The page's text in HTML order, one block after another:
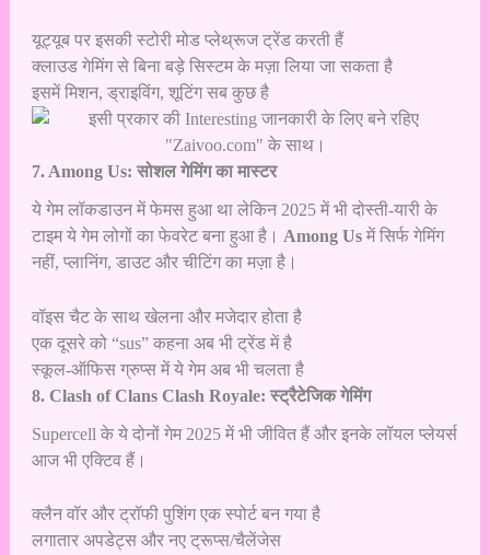
यूट्यूब पर इसकी स्टोरी मोड प्लेथ्रूज ट्रेंड करती हैं
क्लाउड गेमिंग से बिना बड़े सिस्टम के मज़ा लिया जा सकता है
इसमें मिशन, ड्राइविंग, शूटिंग सब कुछ है
7. Among Us: सोशल गेमिंग का मास्टर
ये गेम लॉकडाउन में फेमस हुआ था लेकिन 2025 में भी दोस्ती-यारी के
टाइम ये गेम लोगों का फेवरेट बना हुआ है। Among Usमें सिर्फ गेमिंग
नहीं, प्लानिंग, डाउट और चीटिंग का मज़ा है।
वॉइस चैट के साथ खेलना और मजेदार होता है
एक दूसरे को “sus” कहना अब भी ट्रेंड में है
स्कूल-ऑफिस ग्रुप्स में ये गेम अब भी चलता है
8. Clash of Clans Clash Royale: स्ट्रैटेजिक गेमिंग
Supercell के ये दोनों गेम 2025 में भी जीवित हैं और इनके लॉयल प्लेयर्स
आज भी एक्टिव हैं।
क्लैन वॉर और ट्रॉफी पुशिंग एक स्पोर्ट बन गया है
लगातार अपडेट्स और नए ट्रूप्स/चैलेंजेस